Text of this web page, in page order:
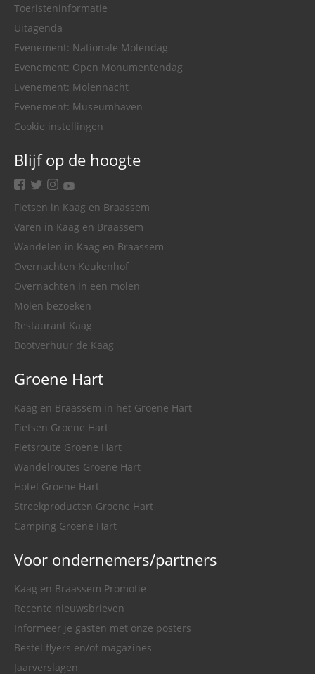
Toeristeninformatie
Uitagenda
Evenement: Nationale Molendag
Evenement: Open Monumentendag
Evenement: Molennacht
Evenement: Museumhaven
Cookie instellingen
Blijf op de hoogte
facebook
twitterinstagram
youtube
Fietsen in Kaag en Braassem
Varen in Kaag en Braassem
Wandelen in Kaag en Braassem
Overnachten Keukenhof
Overnachten in een molen
Molen bezoeken
Restaurant Kaag
Bootverhuur de Kaag
Groene Hart
Kaag en Braassem in het Groene Hart
Fietsen Groene Hart
Fietsroute Groene Hart
Wandelroutes Groene Hart
Hotel Groene Hart
Streekproducten Groene Hart
Camping Groene Hart
Voor ondernemers/partners
Kaag en Braassem Promotie
Recente nieuwsbrieven
Informeer je gasten met onze posters
Bestel flyers en/of magazines
Jaarverslagen